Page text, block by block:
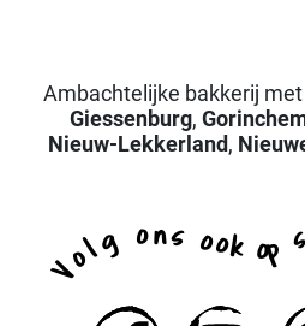
Ambachtelijke bakkerij
Giessenburg,
Nieuw-Lekkerland,
V
o
lg ons ook o
p